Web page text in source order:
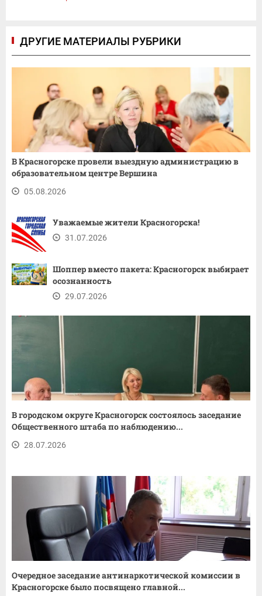
ДРУГИЕ МАТЕРИАЛЫ РУБРИКИ
В Красногорске провели выездную администрацию в
образовательном центре Вершина
05.08.2026
Уважаемые жители Красногорска!
31.07.2026
Шоппер вместо пакета: Красногорск выбирает
осознанность
29.07.2026
В городском округе Красногорск состоялось заседание
Общественного штаба по наблюдению...
28.07.2026
Очередное заседание антинаркотической комиссии в
Красногорске было посвящено главной...